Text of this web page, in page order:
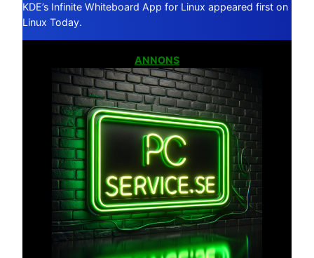
KDE’s Infinite Whiteboard App for Linux appeared first on
Linux Today.
ANNONS